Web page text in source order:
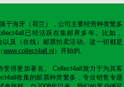
于海牙（荷兰），公司主要经营种类繁多
已经活跃在集邮界多年。比如，
及（在线）邮票拍卖活动。这一切都是
www.collect4all.nl ）开始的。
变得更加著名。 Collect4all致力于为其客
收集的邮票种类繁多，专业销售专题